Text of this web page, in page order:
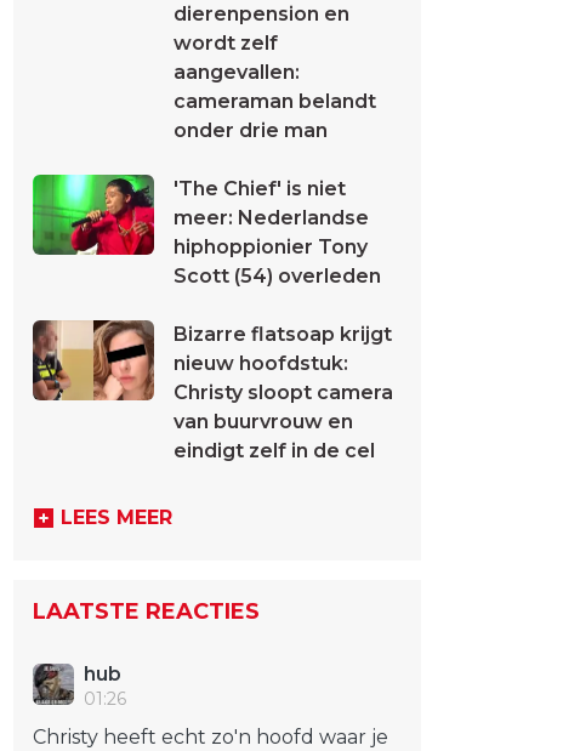
dierenpension en
wordt zelf
aangevallen:
cameraman belandt
onder drie man
'The Chief' is niet
meer: Nederlandse
hiphoppionier Tony
Scott (54) overleden
Bizarre flatsoap krijgt
nieuw hoofdstuk:
Christy sloopt camera
van buurvrouw en
eindigt zelf in de cel
LEES MEER
LAATSTE REACTIES
hub
01:26
Christy heeft echt zo'n hoofd waar je